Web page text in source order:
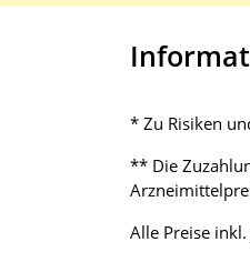
* Zu Risiken
** Die
Alle Preise